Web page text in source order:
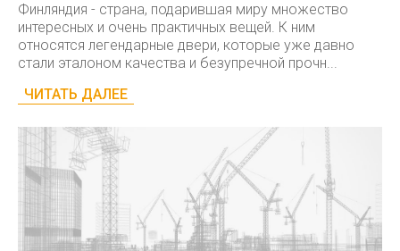
Финляндия - страна, подарившая миру множество
интересных и очень практичных вещей. К ним
относятся легендарные двери, которые уже давно
стали эталоном качества и безупречной прочн...
ЧИТАТЬ ДАЛЕЕ